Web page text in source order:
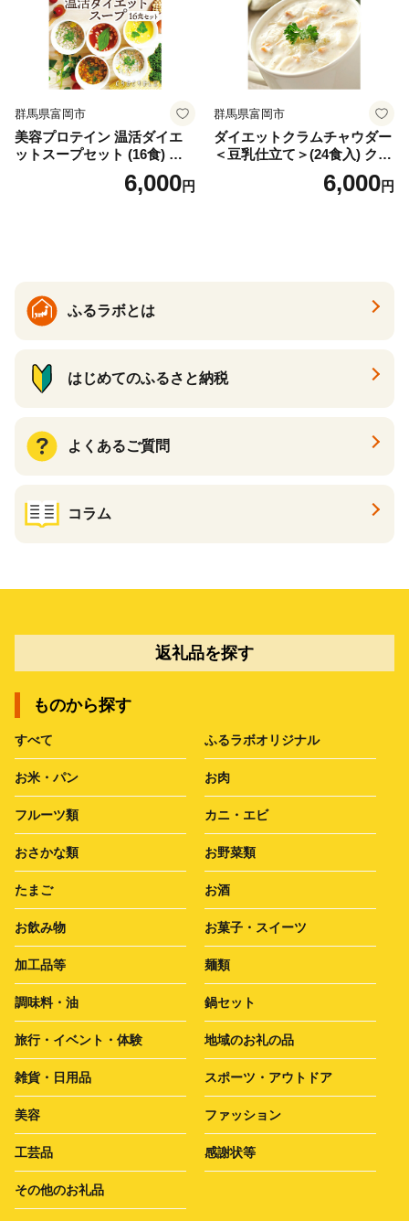
群馬県富岡市
美容プロテイン 温活ダイエ
ットスープセット (16食) 小
分け スープ 食べ比べ セット
詰合せ クラムチャウダー チ
6,000円
群馬県富岡市
ダイエットクラムチャウダー
＜豆乳仕立て＞(24食入) クラ
ムチャウダー 豆乳 ダイエッ
ト スープ プロテイン たんぱ
6,000円
ふるラボとは
はじめてのふるさと納税
よくあるご質問
コラム
返礼品を探す
ものから探す
すべて ふるラボオリジナル
お米・パン お肉
フルーツ類 カニ・エビ
おさかな類 お野菜類
たまご お酒
お飲み物 お菓子・スイーツ
加工品等 麺類
調味料・油 鍋セット
旅行・イベント・体験 地域のお礼の品
雑貨・日用品 スポーツ・アウトドア
美容 ファッション
工芸品 感謝状等
その他のお礼品